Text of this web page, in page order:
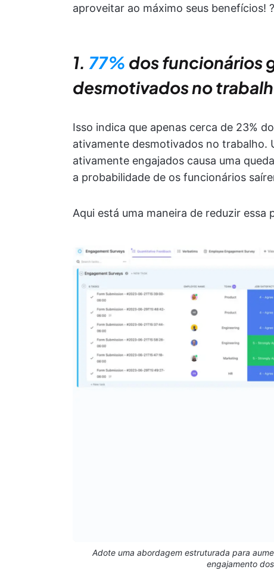
aproveitar ao máximo seus benefícios! ?
1. 77% dos funcionários
desmotivados no
Isso indica que apenas cerca de 23%
ativamente desmotivados no trabalho.
ativamente engajados causa uma
a probabilidade de os funcionários
Aqui está uma maneira de reduzir essa
Adote uma abordagem estruturada para
engajamento